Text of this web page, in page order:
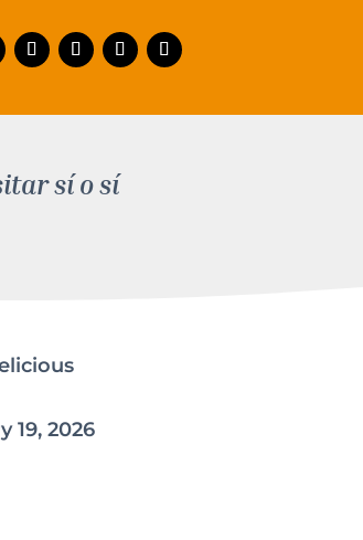
sí o sí
19, 2026